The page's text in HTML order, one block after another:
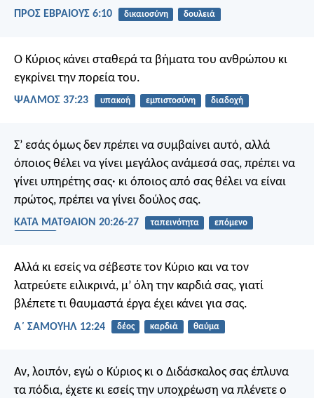
ΠΡΟΣ ΕΒΡΑΙΟΥΣ 6:10 δικαιοσύνη δουλειά
Ο Κύριος κάνει σταθερά τα βήματα του ανθρώπου κι
εγκρίνει την πορεία του.
ΨΑΛΜΌΣ 37:23 υπακοή εμπιστοσύνη διαδοχή
Σ’ εσάς όμως δεν πρέπει να συμβαίνει αυτό, αλλά
όποιος θέλει να γίνει μεγάλος ανάμεσά σας, πρέπει να
γίνει υπηρέτης σας· κι όποιος από σας θέλει να είναι
πρώτος, πρέπει να γίνει δούλος σας.
ΚΑΤΑ ΜΑΤΘΑΙΟΝ 20:26-27 ταπεινότητα
επόμενο
Αλλά κι εσείς να σέβεστε τον Κύριο και να τον
λατρεύετε ειλικρινά, μ’ όλη την καρδιά σας, γιατί
βλέπετε τι θαυμαστά έργα έχει κάνει για σας.
Α΄ ΣΑΜΟΥΗΛ 12:24 δέος καρδιά θαύμα
Αν, λοιπόν, εγώ ο Κύριος κι ο Διδάσκαλος σας έπλυνα
τα πόδια, έχετε κι εσείς την υποχρέωση να πλένετε ο